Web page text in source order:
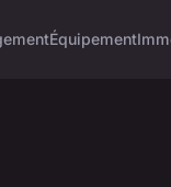
Équipement